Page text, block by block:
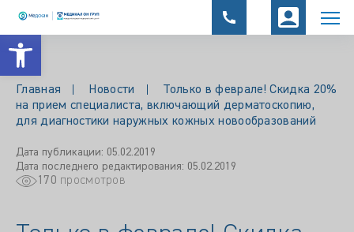
Открыть панель инструментов
Главная Новости
Только в феврале! Скидка 20%
на прием специалиста, включающий дерматоскопию,
для диагностики наружных кожных новообразований
Дата публикации: 05.02.2019
Дата последнего редактирования: 05.02.2019
170 просмотров